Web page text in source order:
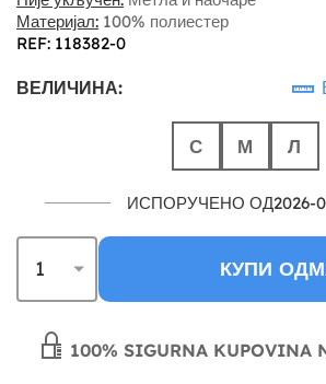
Материјал: 100% полиестер
REF: 118382-0
ВЕЛИЧИНА:
С М Л
ИСПОРУЧЕНО ОД2026-
КУПИ
100% SIGURNA KUPOVINA